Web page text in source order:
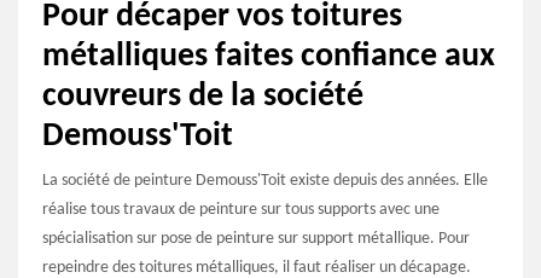
Pour décaper vos toitures
métalliques faites confiance aux
couvreurs de la société
Demouss'Toit
La société de peinture Demouss'Toit existe depuis des années. Elle
réalise tous travaux de peinture sur tous supports avec une
spécialisation sur pose de peinture sur support métallique. Pour
repeindre des toitures métalliques, il faut réaliser un décapage.